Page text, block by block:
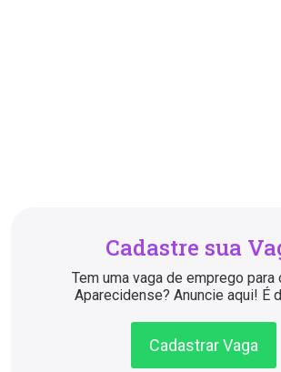
Cadastre sua
Tem uma vaga de emprego para
Aparecidense? Anuncie aqui! É
Cadastrar Vaga